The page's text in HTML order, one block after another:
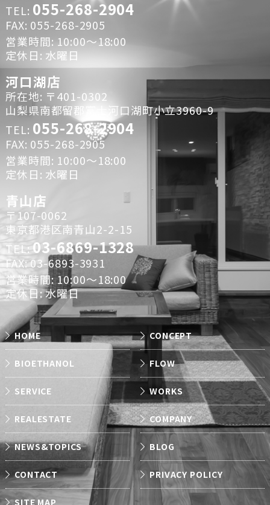
TEL: 055-268-2904
FAX: 055-268-2905
営業時間: 10:00～18:00
定休日: 水曜日
河口湖店
所在地: 〒401-0302
山梨県南都留郡富士河口湖町小立3960-9
TEL: 055-268-2904
FAX: 055-268-2905
営業時間: 10:00～18:00
定休日: 水曜日
青山店
〒107-0062
東京都港区南青山2-2-15
TEL: 03-6869-1328
FAX: 03-6893-3931
営業時間: 10:00～18:00
定休日: 水曜日
HOME CONCEPT
BIOETHANOL FLOW
SERVICE WORKS
REALESTATE COMPANY
NEWS&TOPICS BLOG
CONTACT PRIVACY POLICY
SITE MAP